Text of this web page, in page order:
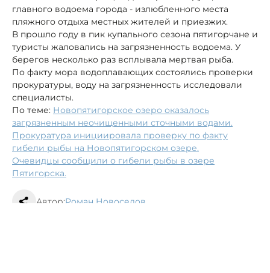
главного водоема города - излюбленного места
пляжного отдыха местных жителей и приезжих.
В прошло году в пик купального сезона пятигорчане и
туристы жаловались на загрязненность водоема. У
берегов несколько раз всплывала мертвая рыба.
По факту мора водоплавающих состоялись проверки
прокуратуры, воду на загрязненность исследовали
специалисты.
По теме: Новопятигорское озеро оказалось
загрязненным неочищенными сточными водами.
Прокуратура инициировала проверку по факту
гибели рыбы на Новопятигорском озере.
Очевидцы сообщили о гибели рыбы в озере
Пятигорска.
Автор:Роман Новоселов